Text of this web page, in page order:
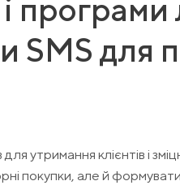
програми
SMS для
утримання клієнтів і
покупки, але й формувати